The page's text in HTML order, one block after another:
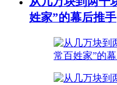
姓家”的幕后推手